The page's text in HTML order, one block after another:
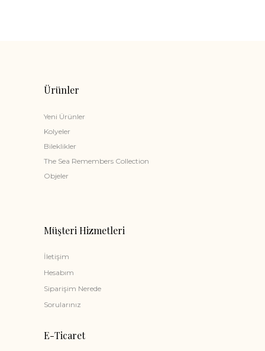
Ürünler
Yeni Ürünler
Kolyeler
Bileklikler
The Sea Remembers Collection
Objeler
Müşteri Hizmetleri
İletişim
Hesabım
Siparişim Nerede
Sorularınız
E-Ticaret